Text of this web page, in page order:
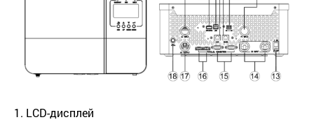
1. LCD-дисплей